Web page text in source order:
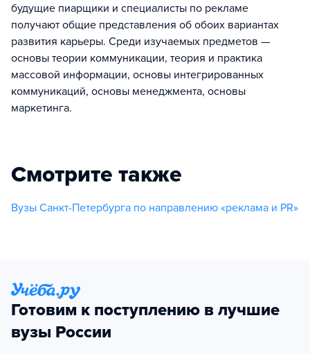
будущие пиарщики и специалисты по рекламе
получают общие представления об обоих вариантах
развития карьеры. Среди изучаемых предметов —
основы теории коммуникации, теория и практика
массовой информации, основы интегрированных
коммуникаций, основы менеджмента, основы
маркетинга.
Смотрите также
Вузы Санкт-Петербурга по направлению «реклама и PR»
Готовим к поступлению в лучшие
вузы России